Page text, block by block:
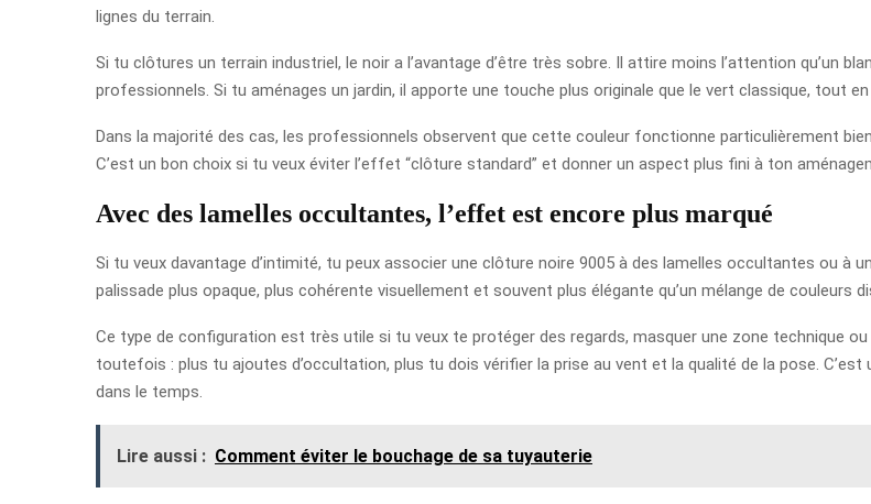
lignes du terrain.
Si tu clôtures un terrain industriel, le noir a l’avantage d’être très sobre. Il attire moins l’attention qu’un
professionnels. Si tu aménages un jardin, il apporte une touche plus originale que le vert classique, tout
Dans la majorité des cas, les professionnels observent que cette couleur fonctionne particulièrement
C’est un bon choix si tu veux éviter l’effet “clôture standard” et donner un aspect plus fini à ton
Avec des lamelles occultantes, l’effet est encore plus marqué
Si tu veux davantage d’intimité, tu peux associer une clôture noire 9005 à des lamelles occultantes ou à
palissade plus opaque, plus cohérente visuellement et souvent plus élégante qu’un mélange de couleurs
Ce type de configuration est très utile si tu veux te protéger des regards, masquer une zone technique
toutefois : plus tu ajoutes d’occultation, plus tu dois vérifier la prise au vent et la qualité de la pose.
dans le temps.
Lire aussi : Comment éviter le bouchage de sa tuyauterie